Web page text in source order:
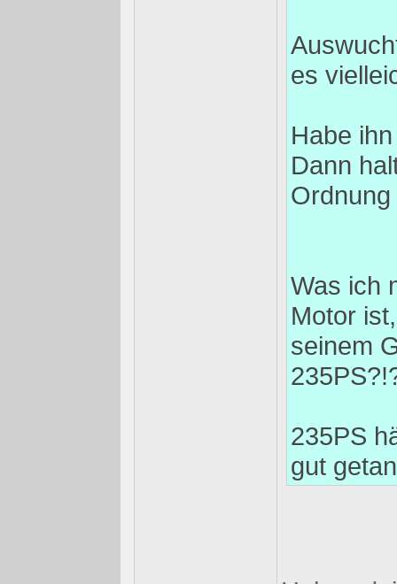
es
Habe
Dann
Was ich
Motor
seinem
235PS
gut